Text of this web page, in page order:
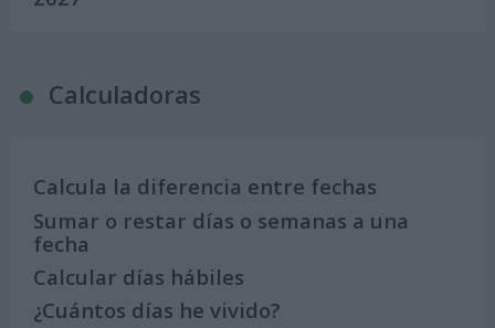
Calculadoras
Calcula la diferencia entre fechas
Sumar o restar días o semanas a una
fecha
Calcular días hábiles
¿Cuántos días he vivido?